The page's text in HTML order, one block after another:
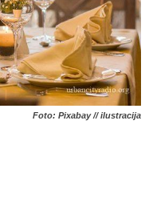
Foto: Pixabay // ilustracija